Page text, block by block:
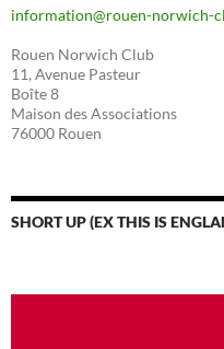
information@rouen-norwich-
Rouen Norwich Club
11, Avenue Pasteur
Boîte 8
Maison des Associations
76000 Rouen
SHORT UP (EX THIS IS